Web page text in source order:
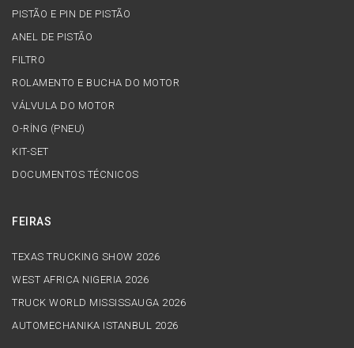
PISTÃO E PIN DE PISTÃO
ANEL DE PISTÃO
FILTRO
ROLAMENTO E BUCHA DO MOTOR
VÁLVULA DO MOTOR
O-RİNG (PNEU)
KIT-SET
DOCUMENTOS TÉCNICOS
FEIRAS
TEXAS TRUCKING SHOW 2026
WEST AFRICA NIGERIA 2026
TRUCK WORLD MISSISSAUGA 2026
AUTOMECHANIKA ISTANBUL 2026